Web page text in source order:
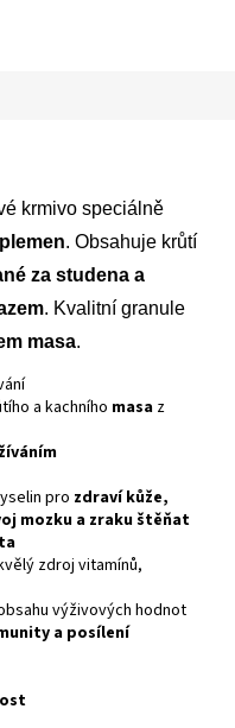
krmivo speciálně
. Obsahuje krůtí
za studena a
. Kvalitní granule
masa.
a kachního masa z
pro zdraví kůže,
mozku a zraku štěňat
zdroj vitamínů,
výživových hodnot
a posílení